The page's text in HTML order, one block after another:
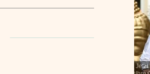
Jetzt